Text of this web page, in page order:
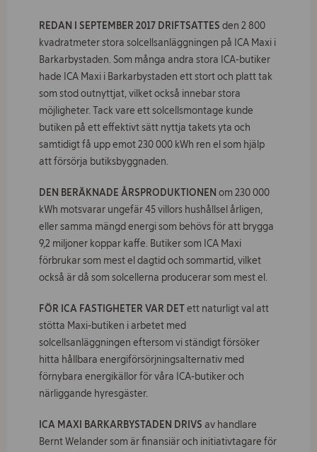
Jobba hos oss
REDAN I SEPTEMBER 2017 DRIFTSATTES den 2 800
kvadratmeter stora solcellsanläggningen på ICA Maxi i
Barkarbystaden. Som många andra stora ICA-butiker
hade ICA Maxi i Barkarbystaden ett stort och platt tak
som stod outnyttjat, vilket också innebar stora
möjligheter. Tack vare ett solcellsmontage kunde
butiken på ett effektivt sätt nyttja takets yta och
samtidigt få upp emot 230 000 kWh ren el som hjälp
att försörja butiksbyggnaden.
DEN BERÄKNADE ÅRSPRODUKTIONEN om 230 000
kWh motsvarar ungefär 45 villors hushållsel årligen,
eller samma mängd energi som behövs för att brygga
9,2 miljoner koppar kaffe. Butiker som ICA Maxi
förbrukar som mest el dagtid och sommartid, vilket
också är då som solcellerna producerar som mest el.
FÖR ICA FASTIGHETER VAR DETett naturligt val att
stötta Maxi-butiken i arbetet med
solcellsanläggningen eftersom vi ständigt försöker
hitta hållbara energiförsörjningsalternativ med
förnybara energikällor för våra ICA-butiker och
närliggande hyresgäster.
ICA MAXI BARKARBYSTADEN DRIVS av handlare
Bernt Welander som är finansiär och initiativtagare för